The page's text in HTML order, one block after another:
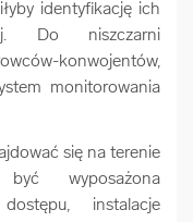
identyfikację ich
Do niszczarni
konwojentów,
monitorowania
się na terenie
wyposażona
instalacje